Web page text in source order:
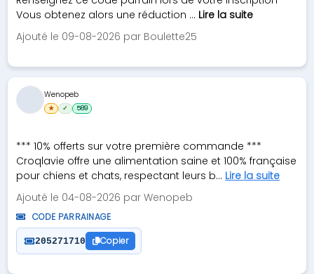
Vous obtenez alors une réduction ... Lire la suite
Ajouté le 09-08-2026 par Boulette25
*** 10% offerts sur votre première commande ***
Croqlavie offre une alimentation saine et 100% française
pour chiens et chats, respectant leurs b... Lire la suite
Ajouté le 04-08-2026 par Wenopeb
CODE PARRAINAGE
205271710 Copier
Wenopeb
★ ✓ 589